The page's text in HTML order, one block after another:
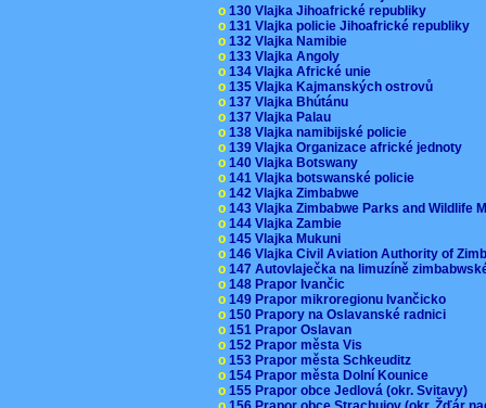
o 130 Vlajka Jihoafrické republiky
o 131 Vlajka policie Jihoafrické republiky
o 132 Vlajka Namibie
o 133 Vlajka Angoly
o 134 Vlajka Africké unie
o 135 Vlajka Kajmanských ostrovů
o 137 Vlajka Bhútánu
o 137 Vlajka Palau
o 138 Vlajka namibijské policie
o 139 Vlajka Organizace africké jednoty
o 140 Vlajka Botswany
o 141 Vlajka botswanské policie
o 142 Vlajka Zimbabwe
o 143 Vlajka Zimbabwe Parks and Wildlife
o 144 Vlajka Zambie
o 145 Vlajka Mukuni
o 146 Vlajka Civil Aviation Authority of
o 147 Autovlaječka na limuzíně
o 148 Prapor Ivančic
o 149 Prapor mikroregionu Ivančicko
o 150 Prapory na Oslavanské radnici
o 151 Prapor Oslavan
o 152 Prapor města Vis
o 153 Prapor města Schkeuditz
o 154 Prapor města Dolní Kounice
o 155 Prapor obce Jedlová (okr. Svitavy)